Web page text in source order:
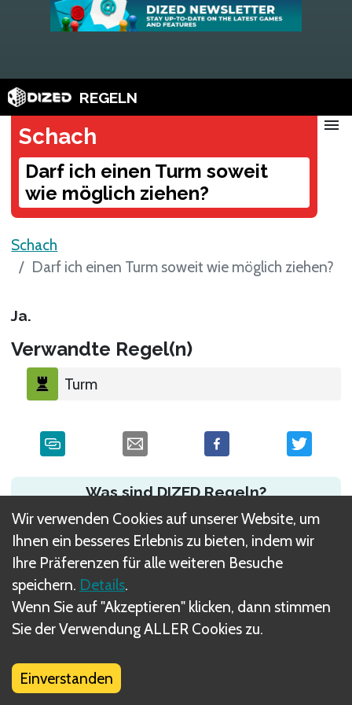
REGELN
Schach
Darf ich einen Turm soweit
wie möglich ziehen?
menu
Schach
Darf ich einen Turm soweit wie möglich ziehen?
Ja.
Verwandte Regel(n)
Turm
Was sind DIZED Regeln?
Wir verwenden Cookies auf unserer Website, um
Ihnen ein besseres Erlebnis zu bieten, indem wir
Ihre Präferenzen für alle weiteren Besuche
speichern. Details.
Wenn Sie auf "Akzeptieren" klicken, dann stimmen
Sie der Verwendung ALLER Cookies zu.
Einverstanden